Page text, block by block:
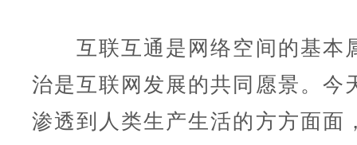
互联互通是网络空间的基本
治是互联网发展的共同愿景。今
渗透到人类生产生活的方方面面